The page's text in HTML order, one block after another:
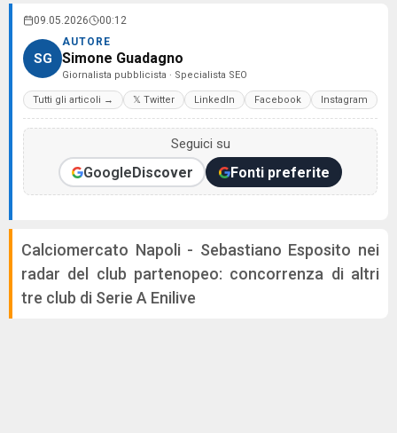
09.05.2026 00:12
SG
AUTORE
Simone Guadagno
Giornalista pubblicista · Specialista SEO
Tutti gli articoli → 𝕏 Twitter LinkedIn Facebook Instagram
Seguici su
GoogleDiscover Fonti preferite
Calciomercato Napoli - Sebastiano Esposito nei
radar del club partenopeo: concorrenza di altri
tre club di Serie A Enilive